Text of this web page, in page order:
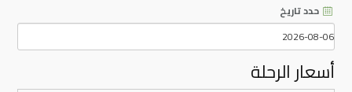
حدد تاريخ
أسعار الرحلة